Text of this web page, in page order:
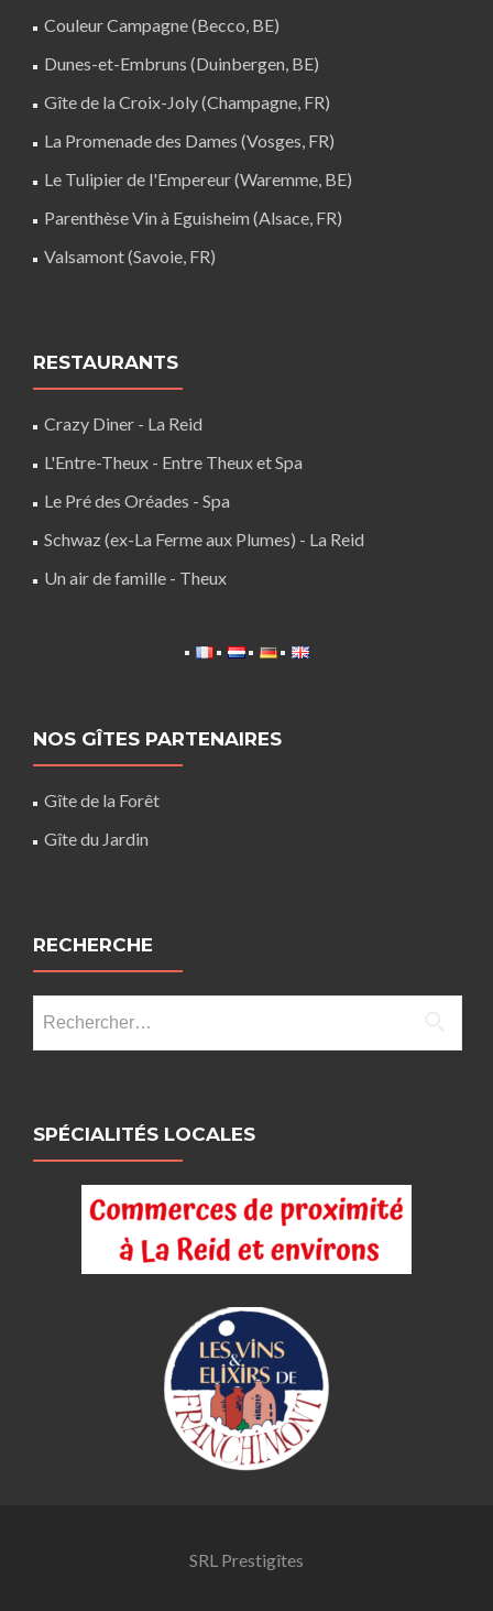
Couleur Campagne (Becco, BE)
Dunes-et-Embruns (Duinbergen, BE)
Gîte de la Croix-Joly (Champagne, FR)
La Promenade des Dames (Vosges, FR)
Le Tulipier de l'Empereur (Waremme, BE)
Parenthèse Vin à Eguisheim (Alsace, FR)
Valsamont (Savoie, FR)
RESTAURANTS
Crazy Diner - La Reid
L'Entre-Theux - Entre Theux et Spa
Le Pré des Oréades - Spa
Schwaz (ex-La Ferme aux Plumes) - La Reid
Un air de famille - Theux
NOS GÎTES PARTENAIRES
Gîte de la Forêt
Gîte du Jardin
RECHERCHE
SPÉCIALITÉS LOCALES
SRL Prestigîtes